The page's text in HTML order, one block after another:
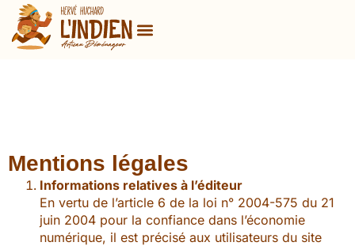
Mentions légales
Informations relatives à l’éditeur
En vertu de l’article 6 de la loi n° 2004-575 du 21
juin 2004 pour la confiance dans l’économie
numérique, il est précisé aux utilisateurs du site